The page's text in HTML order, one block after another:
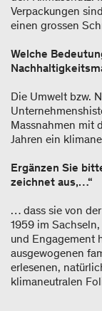
Verpackungen
einen grossen
Welche
Die Umwelt bzw.
Massnahmen mit
Jahren ein
Ergänzen Sie
zeichnet aus,…“
… dass sie von
1959 im
und Engagement
ausgewogenen
erlesenen,
klimaneutralen